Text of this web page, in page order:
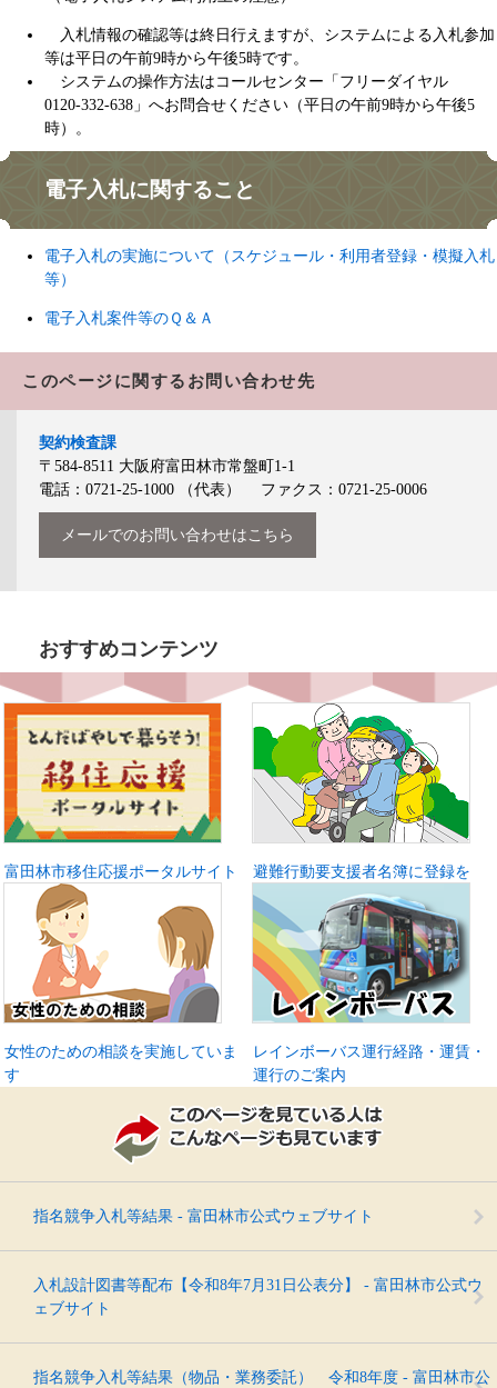
入札情報の確認等は終日行えますが、システムによる入札参加
等は平日の午前9時から午後5時です。
システムの操作方法はコールセンター「フリーダイヤル
0120-332-638」へお問合せください（平日の午前9時から午後5
時）。
電子入札に関すること
電子入札の実施について（スケジュール・利用者登録・模擬入札
等）
電子入札案件等のＱ＆Ａ
このページに関するお問い合わせ先
契約検査課
〒584-8511 大阪府富田林市常盤町1-1
電話：0721-25-1000
（代表） ファクス：0721-25-0006
メールでのお問い合わせはこちら
おすすめコンテンツ
富田林市移住応援ポータルサイト 避難行動要支援者名簿に登録を
女性のための相談を実施していま
す
レインボーバス運行経路・運賃・
運行のご案内
指名競争入札等結果 - 富田林市公式ウェブサイト
入札設計図書等配布【令和8年7月31日公表分】 - 富田林市公式ウ
ェブサイト
指名競争入札等結果（物品・業務委託） 令和8年度 - 富田林市公